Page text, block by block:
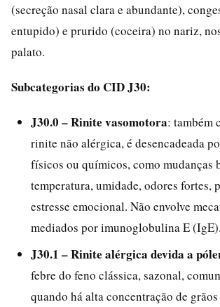
(secreção nasal clara e abundante),
entupido) e prurido (coceira) no nariz,
palato.
Subcategorias do CID J30:
J30.0 – Rinite vasomotora: também
rinite não alérgica, é desencadeada
físicos ou químicos, como mudanças
temperatura, umidade, odores fortes,
estresse emocional. Não envolve
mediados por imunoglobulina E (IgE).
J30.1 – Rinite alérgica devida a
febre do feno clássica, sazonal,
quando há alta concentração de